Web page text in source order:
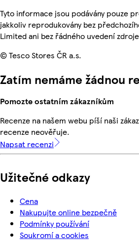
Tyto informace jsou podávány pouze
jakkoliv reprodukovány bez
Limited ani bez řádného uvedení
© Tesco Stores ČR a.s.
Zatím nemáme žádnou
Pomozte ostatním zákazníkům
Recenze na našem webu píší naši
recenze neověřuje.
Napsat recenzi
Užitečné odkazy
Cena
Nakupujte online bezpečně
Podmínky používání
Soukromí a cookies